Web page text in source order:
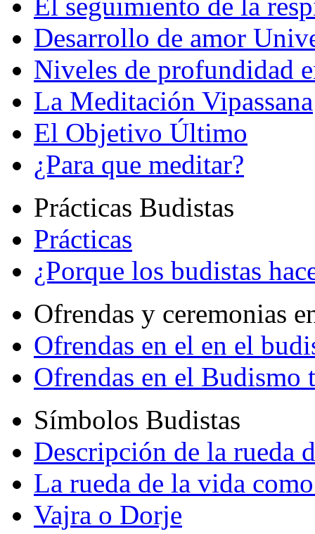
Desarrollo de amor
Niveles de profundidad
La Meditación Vipassana
El Objetivo Último
¿Para que meditar?
Prácticas Budistas
Prácticas
¿Porque los budistas
Ofrendas y ceremonias
Ofrendas en el en el
Ofrendas en el Budismo
Símbolos Budistas
Descripción de la rueda
La rueda de la vida
Vajra o Dorje